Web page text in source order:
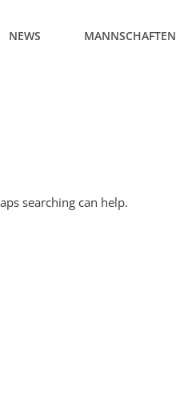
NEWS MANNSCHAFTEN
searching can help.